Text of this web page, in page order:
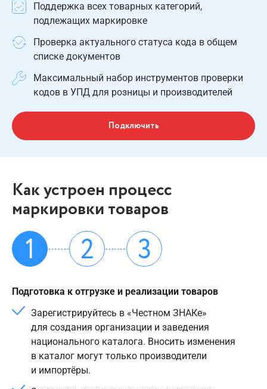
Поддержка всех товарных категорий,
подлежащих маркировке
Проверка актуального статуса кода в общем
списке документов
Максимальный набор инструментов проверки
кодов в УПД для розницы и производителей
Подключить
Как устроен процесс
маркировки товаров
1 2 3
Подготовка к отгрузке и реализации товаров
Зарегистрируйтесь в «Честном ЗНАКе»
для создания организации и заведения
национального каталога. Вносить изменения
в каталог могут только производители
и импортёры.